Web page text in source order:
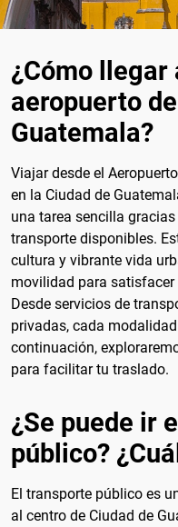
¿Cómo llegar
aeropuerto
Guatemala?
Viajar desde el
en la Ciudad de
una tarea sencilla
transporte disponibles.
cultura y vibrante vida
movilidad para satisfacer
Desde servicios de
privadas, cada
continuación,
para facilitar tu traslado.
¿Se puede ir
público?
El transporte público es
al centro de Ciudad de